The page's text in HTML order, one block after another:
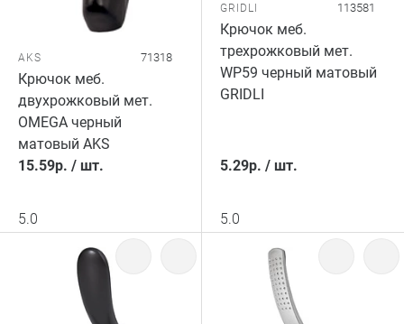
AKS 71318
Крючок меб.
двухрожковый мет.
OMEGA черный
матовый AKS
15.59р. / шт.
5.0
GRIDLI 113581
Крючок меб.
трехрожковый мет.
WP59 черный матовый
GRIDLI
5.29р. / шт.
5.0